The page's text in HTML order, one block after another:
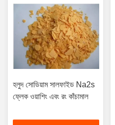
হলুদ সোডিয়াম সালফাইড Na2s
ফ্লেক ওয়াশিং এবং রং কাঁচামাল